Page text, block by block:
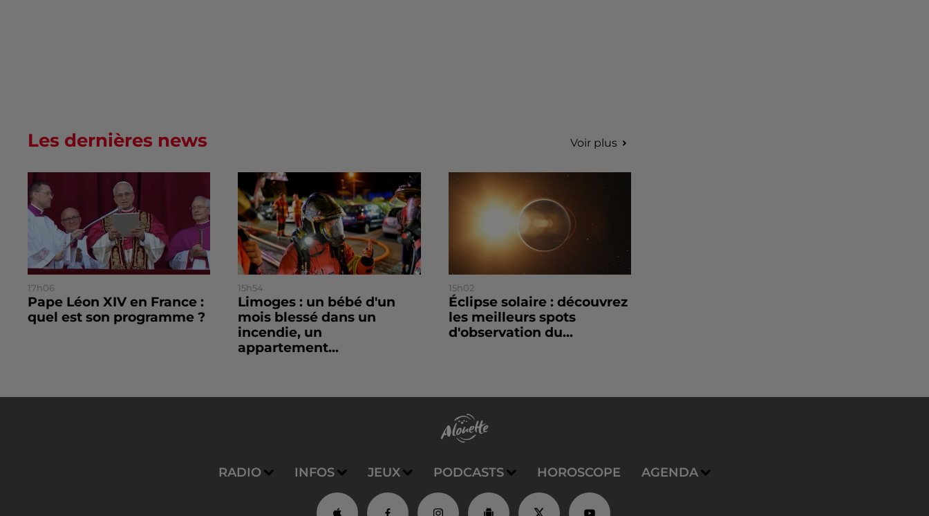
Les dernières news Voir plus
17h06
Pape Léon XIV en France :
quel est son programme ?
15h54
Limoges : un bébé d'un
mois blessé dans un
incendie, un
appartement...
15h02
Éclipse solaire : découvrez
les meilleurs spots
d'observation du...
RADIO INFOS JEUX PODCASTS HOROSCOPE AGENDA